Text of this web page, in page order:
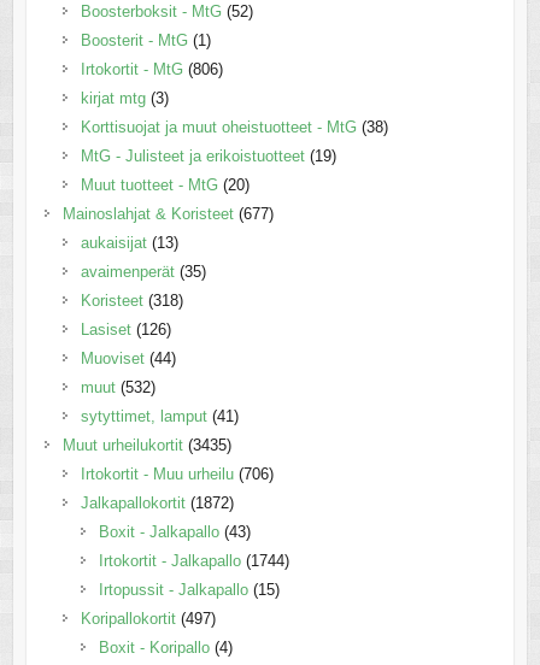
Boosterboksit - MtG (52)
Boosterit - MtG (1)
Irtokortit - MtG (806)
kirjat mtg (3)
Korttisuojat ja muut oheistuotteet - MtG (38)
MtG - Julisteet ja erikoistuotteet (19)
Muut tuotteet - MtG (20)
Mainoslahjat & Koristeet (677)
aukaisijat (13)
avaimenperät (35)
Koristeet (318)
Lasiset (126)
Muoviset (44)
muut (532)
sytyttimet, lamput (41)
Muut urheilukortit (3435)
Irtokortit - Muu urheilu (706)
Jalkapallokortit (1872)
Boxit - Jalkapallo (43)
Irtokortit - Jalkapallo (1744)
Irtopussit - Jalkapallo (15)
Koripallokortit (497)
Boxit - Koripallo (4)